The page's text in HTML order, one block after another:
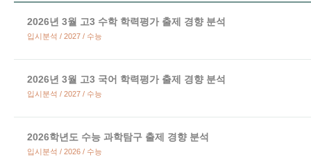
2026년 3월 고3 수학 학력평가 출제 경향 분석
입시분석 / 2027 / 수능
2026년 3월 고3 국어 학력평가 출제 경향 분석
입시분석 / 2027 / 수능
2026학년도 수능 과학탐구 출제 경향 분석
입시분석 / 2026 / 수능